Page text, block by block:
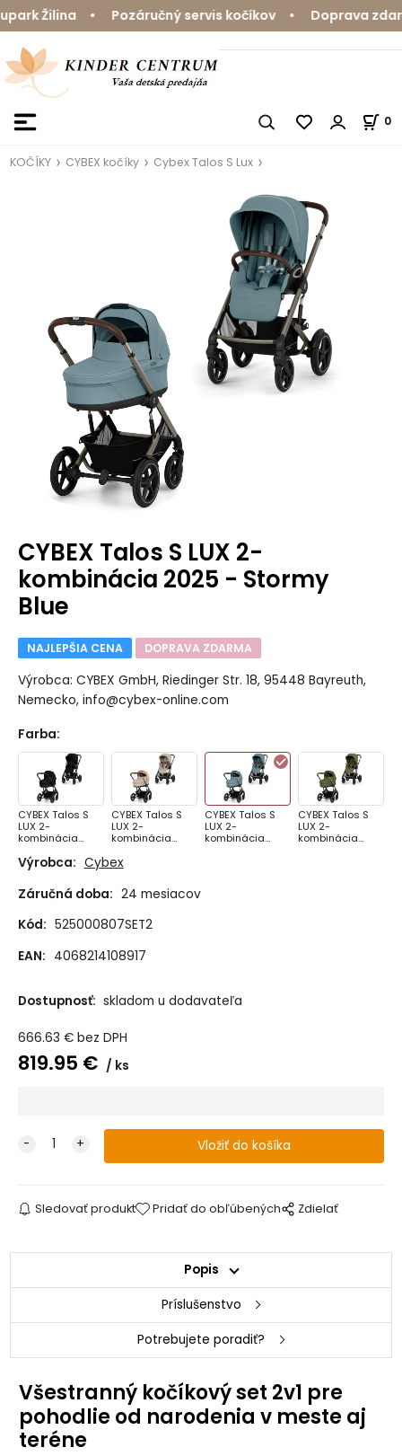
Žilina • Pozáručný servis kočíkov • Doprava
0
KOČÍKY CYBEX kočíky Cybex Talos S Lux
CYBEX Talos S LUX 2-
kombinácia 2025 - Stormy
Blue
NAJLEPŠIA CENA DOPRAVA ZDARMA
Výrobca: CYBEX GmbH, Riedinger Str. 18, 95448 Bayreuth,
Nemecko, info@cybex-online.com
Farba:
CYBEX Talos S
LUX 2-
kombinácia
Black
CYBEX Talos S
LUX 2-
kombinácia
Beige
CYBEX Talos S
LUX 2-
kombinácia
CYBEX Talos S
LUX 2-
kombinácia
Výrobca: Cybex
Záručná doba: 24 mesiacov
Kód: 525000807SET2
EAN: 4068214108917
Dostupnosť: skladom u dodavateľa
666.63 € bez DPH
819.95 € ks
Sledovať produkt Pridať do obľúbených Zdielať
Popis
Príslušenstvo
Potrebujete poradiť?
Všestranný kočíkový set 2v1 pre
pohodlie od narodenia v meste aj
teréne